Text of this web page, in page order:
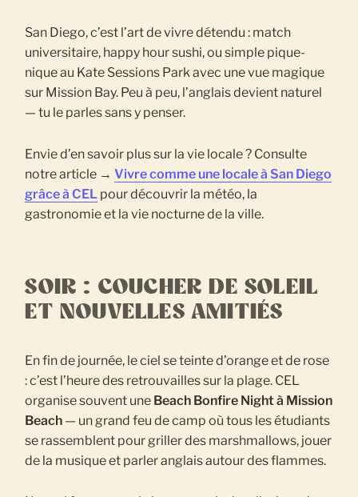
San Diego, c’est l’art de vivre détendu : match
universitaire, happy hour sushi, ou simple pique-
nique au Kate Sessions Park avec une vue magique
sur Mission Bay. Peu à peu, l’anglais devient naturel
— tu le parles sans y penser.
Envie d’en savoir plus sur la vie locale ? Consulte
notre article →Vivre comme une locale à San Diego
grâce à CEL pour découvrir la météo, la
gastronomie et la vie nocturne de la ville.
SOIR : COUCHER DE SOLEIL
ET NOUVELLES AMITIÉS
En fin de journée, le ciel se teinte d’orange et de rose
: c’est l’heure des retrouvailles sur la plage. CEL
organise souvent une Beach Bonfire Night à Mission
Beach — un grand feu de camp où tous les étudiants
se rassemblent pour griller des marshmallows, jouer
de la musique et parler anglais autour des flammes.